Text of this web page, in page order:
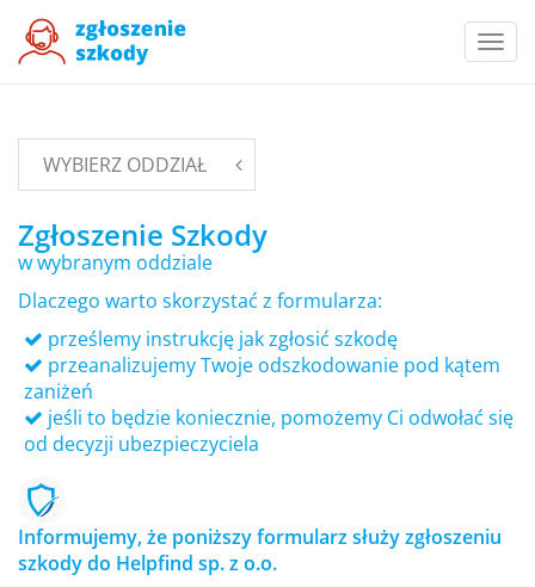
WYBIERZ ODDZIAŁ
Zgłoszenie Szkody
w wybranym oddziale
Dlaczego warto skorzystać z formularza:
prześlemy instrukcję jak zgłosić szkodę
przeanalizujemy Twoje odszkodowanie pod kątem
zaniżeń
jeśli to będzie koniecznie, pomożemy Ci odwołać się
od decyzji ubezpieczyciela
Informujemy, że poniższy formularz służy zgłoszeniu
szkody do Helpfind sp. z o.o.